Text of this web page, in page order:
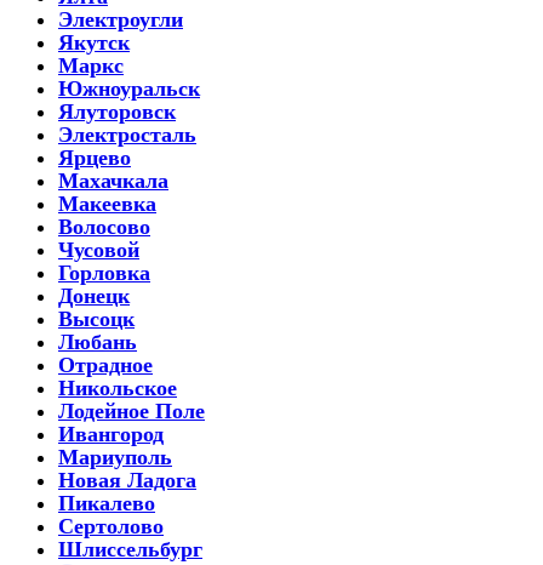
Электроугли
Якутск
Маркс
Южноуральск
Ялуторовск
Электросталь
Ярцево
Махачкала
Макеевка
Волосово
Чусовой
Горловка
Донецк
Высоцк
Любань
Отрадное
Никольское
Лодейное Поле
Ивангород
Мариуполь
Новая Ладога
Пикалево
Сертолово
Шлиссельбург